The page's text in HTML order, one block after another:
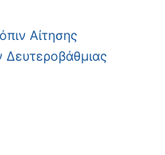
Αίτησης